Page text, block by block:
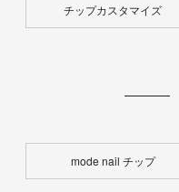
チップカスタマイズ
mode nail チップ